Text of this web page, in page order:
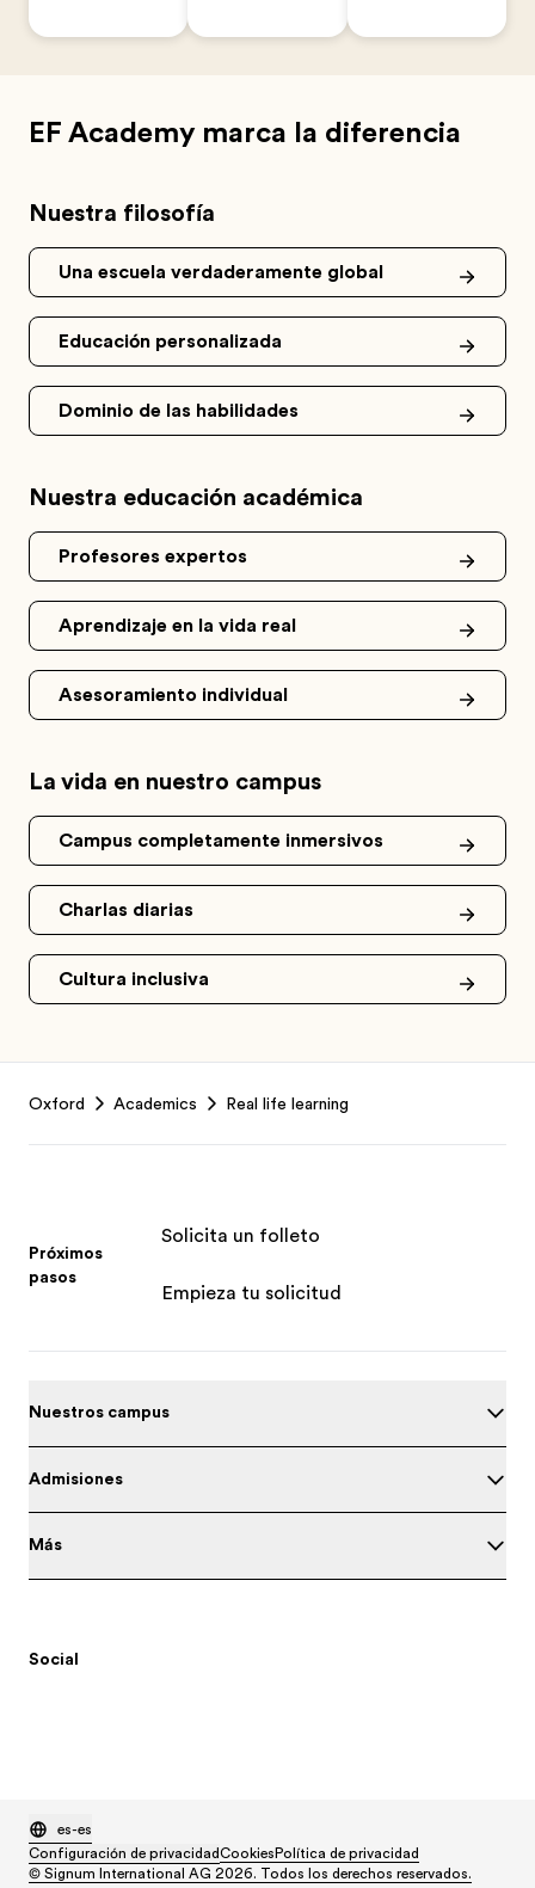
EF Academy marca la diferencia
Nuestra filosofía
Una escuela verdaderamente global
Educación personalizada
Dominio de las habilidades
Nuestra educación académica
Profesores expertos
Aprendizaje en la vida real
Asesoramiento individual
La vida en nuestro campus
Campus completamente inmersivos
Charlas diarias
Cultura inclusiva
Oxford Academics Real life learning
Próximos
pasos
Solicita un folleto
Empieza tu solicitud
Nuestros campus
Admisiones
Más
Social
es-es
Configuración de privacidadCookies Política de privacidad
© Signum International AG 2026. Todos los derechos reservados.